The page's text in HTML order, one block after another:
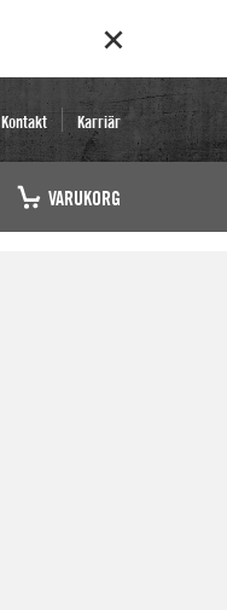
Kontakt Karriär
VARUKORG